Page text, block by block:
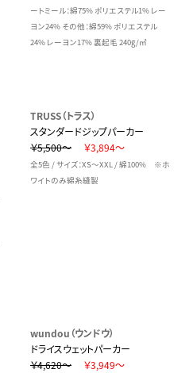
ートミール：綿75% ポリエステル1% レー
ヨン24% その他：綿59% ポリエステル
24% レーヨン17% 裏起毛 240g/㎡
TRUSS（トラス）
スタンダードジップパーカー
￥5,500～
￥3,894～
全5色 / サイズ：XS～XXL / 綿100% ※ホ
ワイトのみ綿糸縫製
wundou（ウンドウ）
ドライスウェットパーカー
￥4,620～
￥3,949～